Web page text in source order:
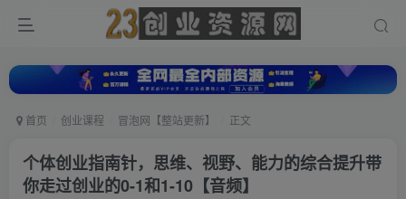
首页 创业课程 冒泡网【整站更新】 正文
个体创业指南针，思维、视野、能力的综合提升带
你走过创业的0-1和1-10【音频】